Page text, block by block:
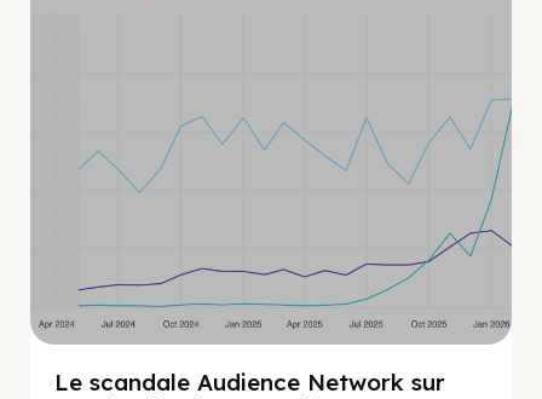
Le scandale Audience Network sur